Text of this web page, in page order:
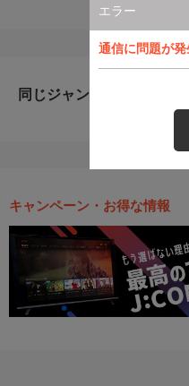
エラー
通信に問題が
同じジャンルのおすすめ番
キャンペーン・お得な情報